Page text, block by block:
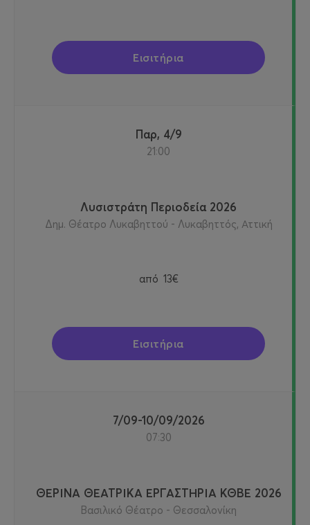
Εισιτήρια
Παρ, 4/9
21:00
Λυσιστράτη Περιοδεία 2026
Δημ. Θέατρο Λυκαβηττού - Λυκαβηττός, Αττική
από 13€
Εισιτήρια
7/09-10/09/2026
07:30
ΘΕΡΙΝΑ ΘΕΑΤΡΙΚΑ ΕΡΓΑΣΤΗΡΙΑ ΚΘΒΕ 2026
Βασιλικό Θέατρο - Θεσσαλονίκη